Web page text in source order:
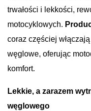
trwałości i lekkości,
motocyklowych.
coraz częściej
węglowe, oferując
komfort.
Lekkie, a zarazem
węglowego